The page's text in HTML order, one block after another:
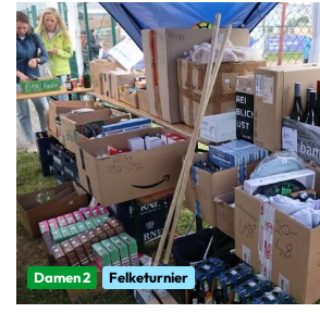
Damen 2 Felketurnier